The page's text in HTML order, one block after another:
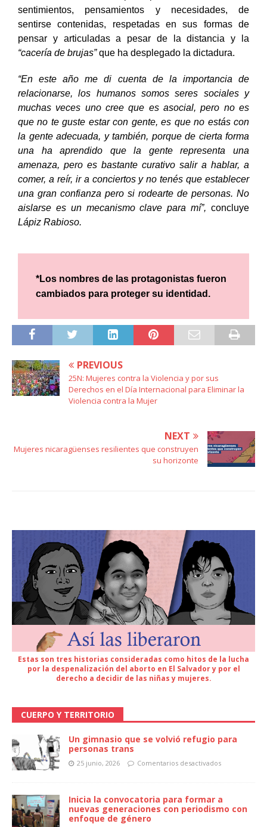
sentimientos, pensamientos y necesidades, de
sentirse contenidas, respetadas en sus formas de
pensar y articuladas a pesar de la distancia y la
“cacería de brujas”que ha desplegado la dictadura.
“En este año me di cuenta de la importancia de
relacionarse, los humanos somos seres sociales y
muchas veces uno cree que es asocial, pero no es
que no te guste estar con gente, es que no estás con
la gente adecuada, y también, porque de cierta forma
una ha aprendido que la gente representa una
amenaza, pero es bastante curativo salir a hablar, a
comer, a reír, ir a conciertos y no tenés que establecer
una gran confianza pero si rodearte de personas. No
aislarse es un mecanismo clave para mí”, concluye
Lápiz Rabioso.
*Los nombres de las protagonistas fueron
cambiados para proteger su identidad.
PREVIOUS
25N: Mujeres contra la Violencia y por sus
Derechos en el Día Internacional para Eliminar la
Violencia contra la Mujer
NEXT
Mujeres nicaragüenses resilientes que construyen
su horizonte
Estas son tres historias consideradas como hitos de la lucha
por la despenalización del aborto en El Salvador y por el
derecho a decidir de las niñas y mujeres.
CUERPO Y TERRITORIO
Un gimnasio que se volvió refugio para
personas trans
25 junio, 2026 Comentarios desactivados
Inicia la convocatoria para formar a
nuevas generaciones con periodismo con
enfoque de género